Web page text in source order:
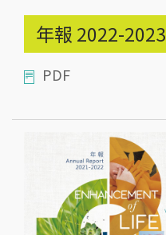
年報 2022-2023
PDF